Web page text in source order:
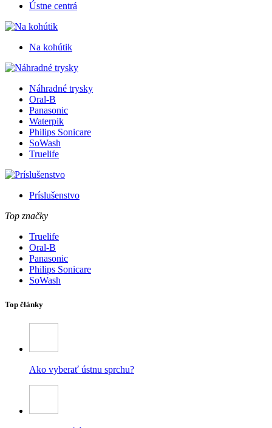
Ústne centrá
Na kohútik
Náhradné trysky
Oral-B
Panasonic
Waterpik
Philips Sonicare
SoWash
Truelife
Príslušenstvo
Top značky
Truelife
Oral-B
Panasonic
Philips Sonicare
SoWash
Top články
Ako vyberať ústnu sprchu?